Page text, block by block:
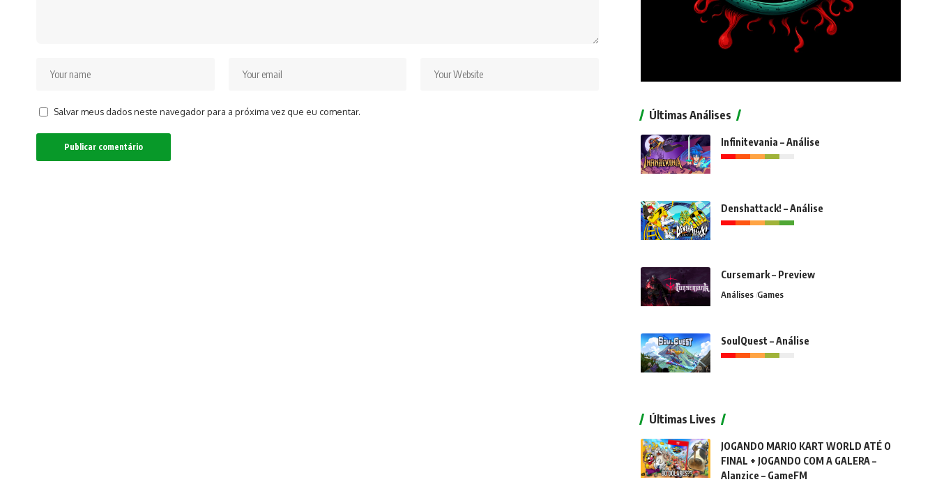
Salvar meus dados neste navegador para a próxima vez que eu comentar. Últimas Análises
Infinitevania – Análise
Denshattack! – Análise
Cursemark – Preview
Análises Games
SoulQuest – Análise
Últimas Lives
JOGANDO MARIO KART WORLD ATÉ O
FINAL + JOGANDO COM A GALERA –
Alanzice – GameFM